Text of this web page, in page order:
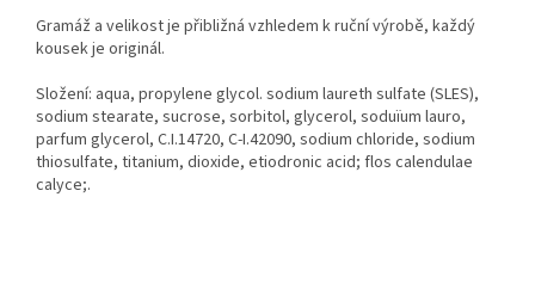
Gramáž a velikost je přibližná vzhledem k ruční výrobě, každý
kousek je originál.
Složení: aqua, propylene glycol. sodium laureth sulfate (SLES),
sodium stearate, sucrose, sorbitol, glycerol, soduïum lauro,
parfum glycerol, C.I.14720, C-I.42090, sodium chloride, sodium
thiosulfate, titanium, dioxide, etiodronic acid; flos calendulae
calyce;.